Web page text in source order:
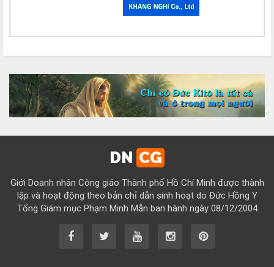
Chúc mừng bổn mạng Chị Maria Trần Thị Công Anh 15/08
Chúc mừng bổn mạng Chị Maria Đỗ Thị Tâm 15/08
Chúc mừng bổn mạng Chị Maria Lương Thị Hồng 15/08
Chúc mừng bổn mạng Chị Maria Ngô Thị Yến 15/08
Chúc mừng bổn mạng Chị Maria Nguyễn Tuấn Đông Quân 15/08
Chúc mừng bổn mạng Chị Maria Lâm Thanh Trúc 15/08
Chúc mừng bổn mạng Chị Maria Từ Ngọc Phụng 15/08
Chúc mừng bổn mạng Chị Rosa Nguyễn Mến Quý 23/08
DN CG
Giới Doanh nhân Công giáo Thành phố Hồ Chí Minh được thành
lập và hoạt động theo bản chỉ dẫn sinh hoạt do Đức Hồng Y
Tổng Giám mục Phạm Minh Mẫn ban hành ngày 08/12/2004